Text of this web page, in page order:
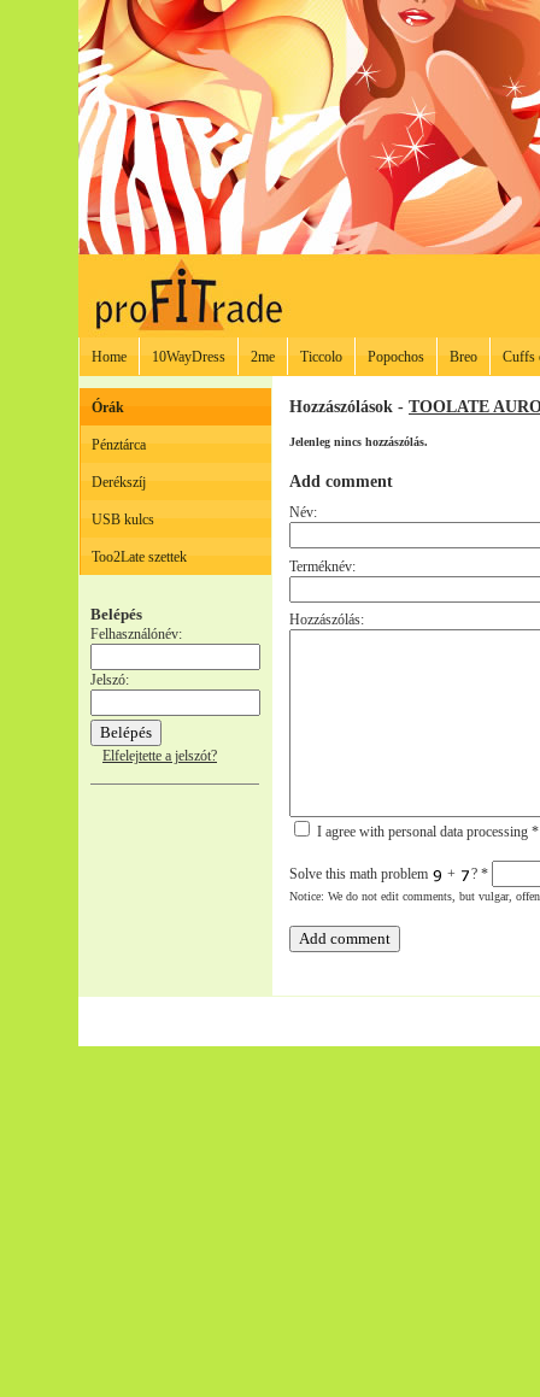
Home 10WayDress 2me Ticcolo Popochos Breo Cuffs
Órák
Pénztárca
Derékszíj
USB kulcs
Too2Late szettek
Belépés
Felhasználónév:
Jelszó:
Elfelejtette a jelszót?
Hozzászólások - TOOLATE
Jelenleg nincs hozzászólás.
Add comment
Név:
Terméknév:
Hozzászólás:
I agree with personal data processing *
Solve this math problem + ? *
Notice: We do not edit comments, but vulgar,